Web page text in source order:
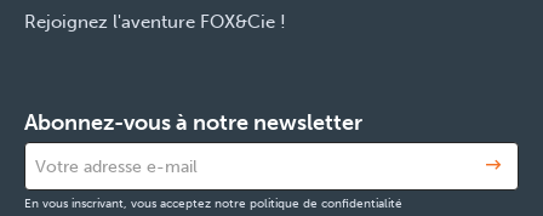
Rejoignez l'aventure FOX&Cie !
Abonnez-vous à notre newsletter
En vous inscrivant, vous acceptez notre politique de confidentialité